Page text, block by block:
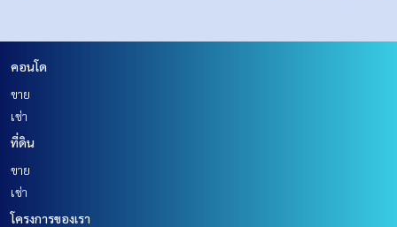
คอนโด
ขาย
เช่า
ที่ดิน
ขาย
เช่า
โครงการของเรา